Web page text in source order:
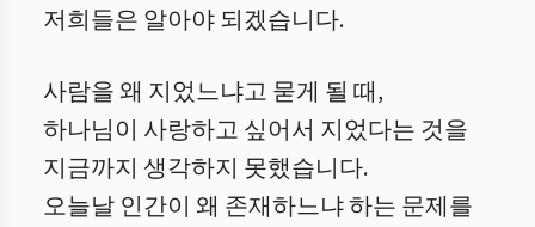
저희들은 알아야 되겠습니다.
사람을 왜 지었느냐고 묻게 될 때,
하나님이 사랑하고 싶어서 지었다는 것을
지금까지 생각하지 못했습니다.
오늘날 인간이 왜 존재하느냐 하는 문제를